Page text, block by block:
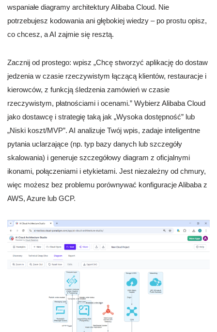
wspaniałe diagramy architektury Alibaba Cloud. Nie
potrzebujesz kodowania ani głębokiej wiedzy – po prostu opisz,
co chcesz, a AI zajmie się resztą.
Zacznij od prostego: wpisz „Chcę stworzyć aplikację do dostaw
jedzenia w czasie rzeczywistym łączącą klientów, restauracje i
kierowców, z funkcją śledzenia zamówień w czasie
rzeczywistym, płatnościami i ocenami.” Wybierz Alibaba Cloud
jako dostawcę i strategię taką jak „Wysoka dostępność” lub
„Niski koszt/MVP”. AI analizuje Twój wpis, zadaje inteligentne
pytania uclarzające (np. typ bazy danych lub szczegóły
skalowania) i generuje szczegółowy diagram z oficjalnymi
ikonami, połączeniami i etykietami. Jest niezależny od chmury,
więc możesz bez problemu porównywać konfiguracje Alibaba z
AWS, Azure lub GCP.